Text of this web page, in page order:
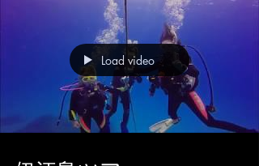
Load video